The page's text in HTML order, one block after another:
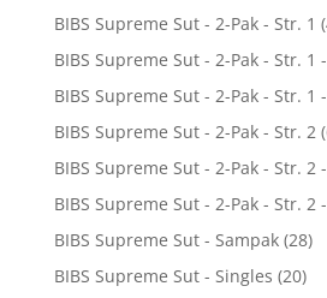
BIBS Supreme Sut - 2-Pak - Str. 1
BIBS Supreme Sut - 2-Pak - Str.
BIBS Supreme Sut - 2-Pak - Str. 1
BIBS Supreme Sut - 2-Pak - Str. 2
BIBS Supreme Sut - 2-Pak - Str.
BIBS Supreme Sut - 2-Pak - Str. 2
BIBS Supreme Sut - Sampak (28)
BIBS Supreme Sut - Singles (20)